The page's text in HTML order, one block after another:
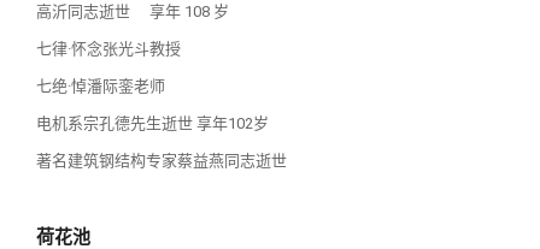
高沂同志逝世 享年 108 岁
七律·怀念张光斗教授
七绝·悼潘际銮老师
电机系宗孔德先生逝世 享年102岁
著名建筑钢结构专家蔡益燕同志逝世
荷花池